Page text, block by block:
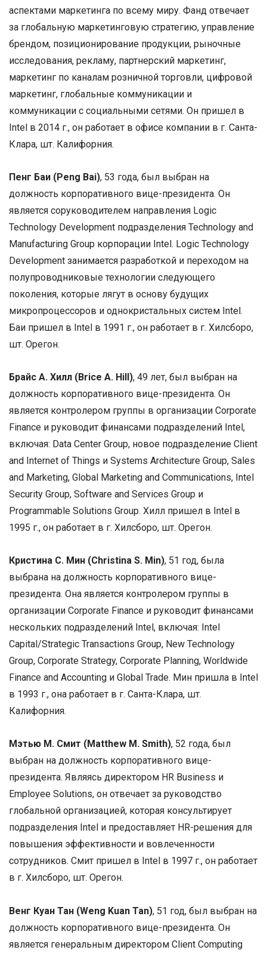
аспектами маркетинга по всему миру. Фанд отвечает
за глобальную маркетинговую стратегию, управление
брендом, позиционирование продукции, рыночные
исследования, рекламу, партнерский маркетинг,
маркетинг по каналам розничной торговли, цифровой
маркетинг, глобальные коммуникации и
коммуникации с социальными сетями. Он пришел в
Intel в 2014 г., он работает в офисе компании в г. Санта-
Клара, шт. Калифорния.
Пенг Баи (Peng Bai), 53 года, был выбран на
должность корпоративного вице-президента. Он
является соруководителем направления Logic
Technology Development подразделения Technology and
Manufacturing Group корпорации Intel. Logic Technology
Development занимается разработкой и переходом на
полупроводниковые технологии следующего
поколения, которые лягут в основу будущих
микропроцессоров и однокристальных систем Intel.
Баи пришел в Intel в 1991 г., он работает в г. Хилсборо,
шт. Орегон.
Брайс А. Хилл (Brice A. Hill), 49 лет, был выбран на
должность корпоративного вице-президента. Он
является контролером группы в организации Corporate
Finance и руководит финансами подразделений Intel,
включая: Data Center Group, новое подразделение Client
and Internet of Things и Systems Architecture Group, Sales
and Marketing, Global Marketing and Communications, Intel
Security Group, Software and Services Group и
Programmable Solutions Group. Хилл пришел в Intel в
1995 г., он работает в г. Хилсборо, шт. Орегон.
Кристина С. Мин (Christina S. Min), 51 год, была
выбрана на должность корпоративного вице-
президента. Она является контролером группы в
организации Corporate Finance и руководит финансами
нескольких подразделений Intel, включая: Intel
Capital/Strategic Transactions Group, New Technology
Group, Corporate Strategy, Corporate Planning, Worldwide
Finance and Accounting и Global Trade. Мин пришла в Intel
в 1993 г., она работает в г. Санта-Клара, шт.
Калифорния.
Мэтью М. Смит (Matthew M. Smith), 52 года, был
выбран на должность корпоративного вице-
президента. Являясь директором HR Business и
Employee Solutions, он отвечает за руководство
глобальной организацией, которая консультирует
подразделения Intel и предоставляет HR-решения для
повышения эффективности и вовлеченности
сотрудников. Смит пришел в Intel в 1997 г., он работает
в г. Хилсборо, шт. Орегон.
Венг Куан Тан (Weng Kuan Tan), 51 год, был выбран на
должность корпоративного вице-президента. Он
является генеральным директором Client Computing